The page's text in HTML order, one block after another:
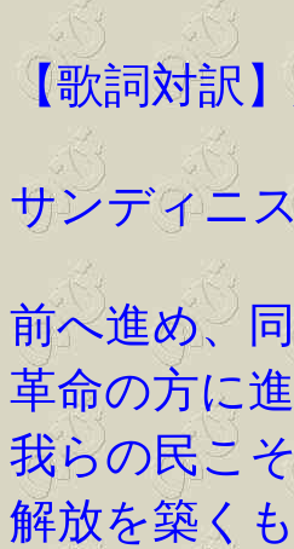
【歌詞対訳
サンディニ
前へ進め、
革命の方に
我らの民こ
解放を築く